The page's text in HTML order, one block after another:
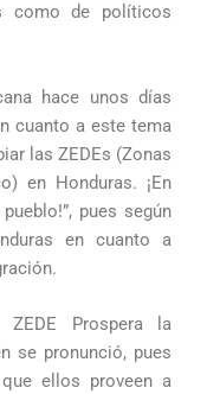
como de políticos
hace unos días
cuanto a este tema
las ZEDEs (Zonas
en Honduras. ¡En
pues según
en cuanto a
Prospera la
se pronunció, pues
ellos proveen a